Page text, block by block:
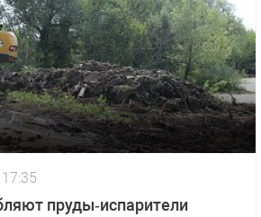
пруды‑испарители